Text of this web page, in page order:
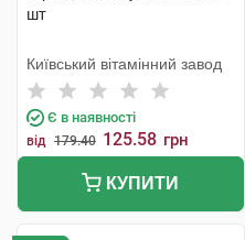
шт
Київський вітамінний завод
Є в наявності
від 179.40 125.58 грн
КУПИТИ